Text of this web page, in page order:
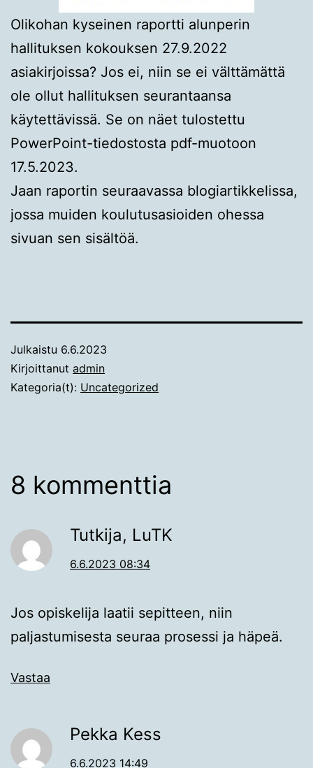
Olikohan kyseinen raportti alunperin
hallituksen kokouksen 27.9.2022
asiakirjoissa? Jos ei, niin se ei välttämättä
ole ollut hallituksen seurantaansa
käytettävissä. Se on näet tulostettu
PowerPoint-tiedostosta pdf-muotoon
17.5.2023.
Jaan raportin seuraavassa blogiartikkelissa,
jossa muiden koulutusasioiden ohessa
sivuan sen sisältöä.
Julkaistu 6.6.2023
Kirjoittanut admin
Kategoria(t): Uncategorized
8 kommenttia
Tutkija, LuTK
6.6.2023 08:34
Jos opiskelija laatii sepitteen, niin
paljastumisesta seuraa prosessi ja häpeä.
Vastaa
Pekka Kess
6.6.2023 14:49